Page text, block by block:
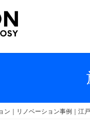
ン｜リノベーション事例｜江